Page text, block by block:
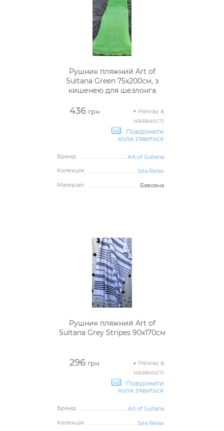
Рушник пляжний Art of
Sultana Green 75х200см, з
кишенею для шезлонга
436грн
Немає в
наявності
Повідомити
коли з'явиться
Бренд:
Art of Sultana
Колекція:
Sea Relax
Матеріал:
Бавовна
Рушник пляжний Art of
Sultana Grey Stripes 90х170см
296 грн
Немає в
наявності
Повідомити
коли з'явиться
Бренд:
Art of Sultana
Колекція:
Sea Relax